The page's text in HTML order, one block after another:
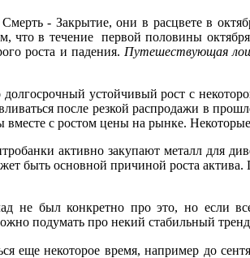
- Закрытие, они в расцвете в
что в течение первой половины
роста и падения. Путешествующая
устойчивый рост с
после резкой распродажи в
с ростом цены на рынке.
активно закупают металл для
быть основной причиной роста
не был конкретно про это, но если
можно подумать про некий
еще некоторое время, например до